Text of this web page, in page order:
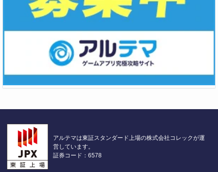
アルテマは東証スタンダード上場の株式会社コレックが運
営しています。
証券コード：6578